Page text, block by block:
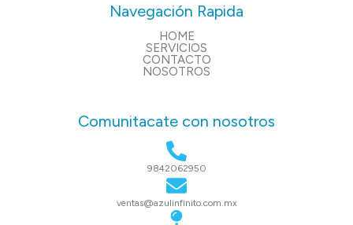
Navegación Rapida
HOME
SERVICIOS
CONTACTO
NOSOTROS
Comunitacate con nosotros
9842062950
ventas@azulinfinito.com.mx